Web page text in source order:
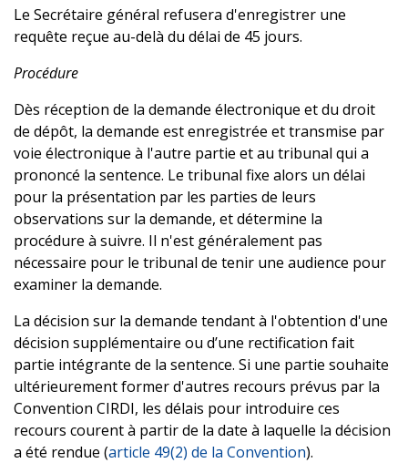
Le Secrétaire général refusera d'enregistrer une
requête reçue au-delà du délai de 45 jours.
Procédure
Dès réception de la demande électronique et du droit
de dépôt, la demande est enregistrée et transmise par
voie électronique à l'autre partie et au tribunal qui a
prononcé la sentence. Le tribunal fixe alors un délai
pour la présentation par les parties de leurs
observations sur la demande, et détermine la
procédure à suivre. Il n'est généralement pas
nécessaire pour le tribunal de tenir une audience pour
examiner la demande.
La décision sur la demande tendant à l'obtention d'une
décision supplémentaire ou d’une rectification fait
partie intégrante de la sentence. Si une partie souhaite
ultérieurement former d'autres recours prévus par la
Convention CIRDI, les délais pour introduire ces
recours courent à partir de la date à laquelle la décision
a été rendue (article 49(2) de la Convention).